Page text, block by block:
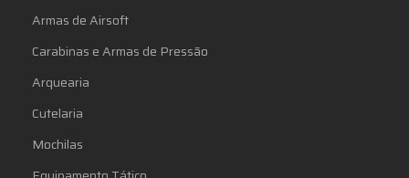
Armas de Airsoft
Carabinas e Armas de Pressão
Arquearia
Cutelaria
Mochilas